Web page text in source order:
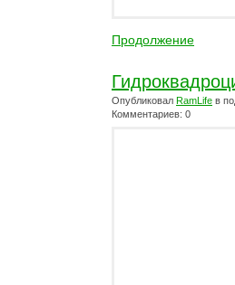
Продолжение
Опубликовал RamLife в
Комментариев: 0